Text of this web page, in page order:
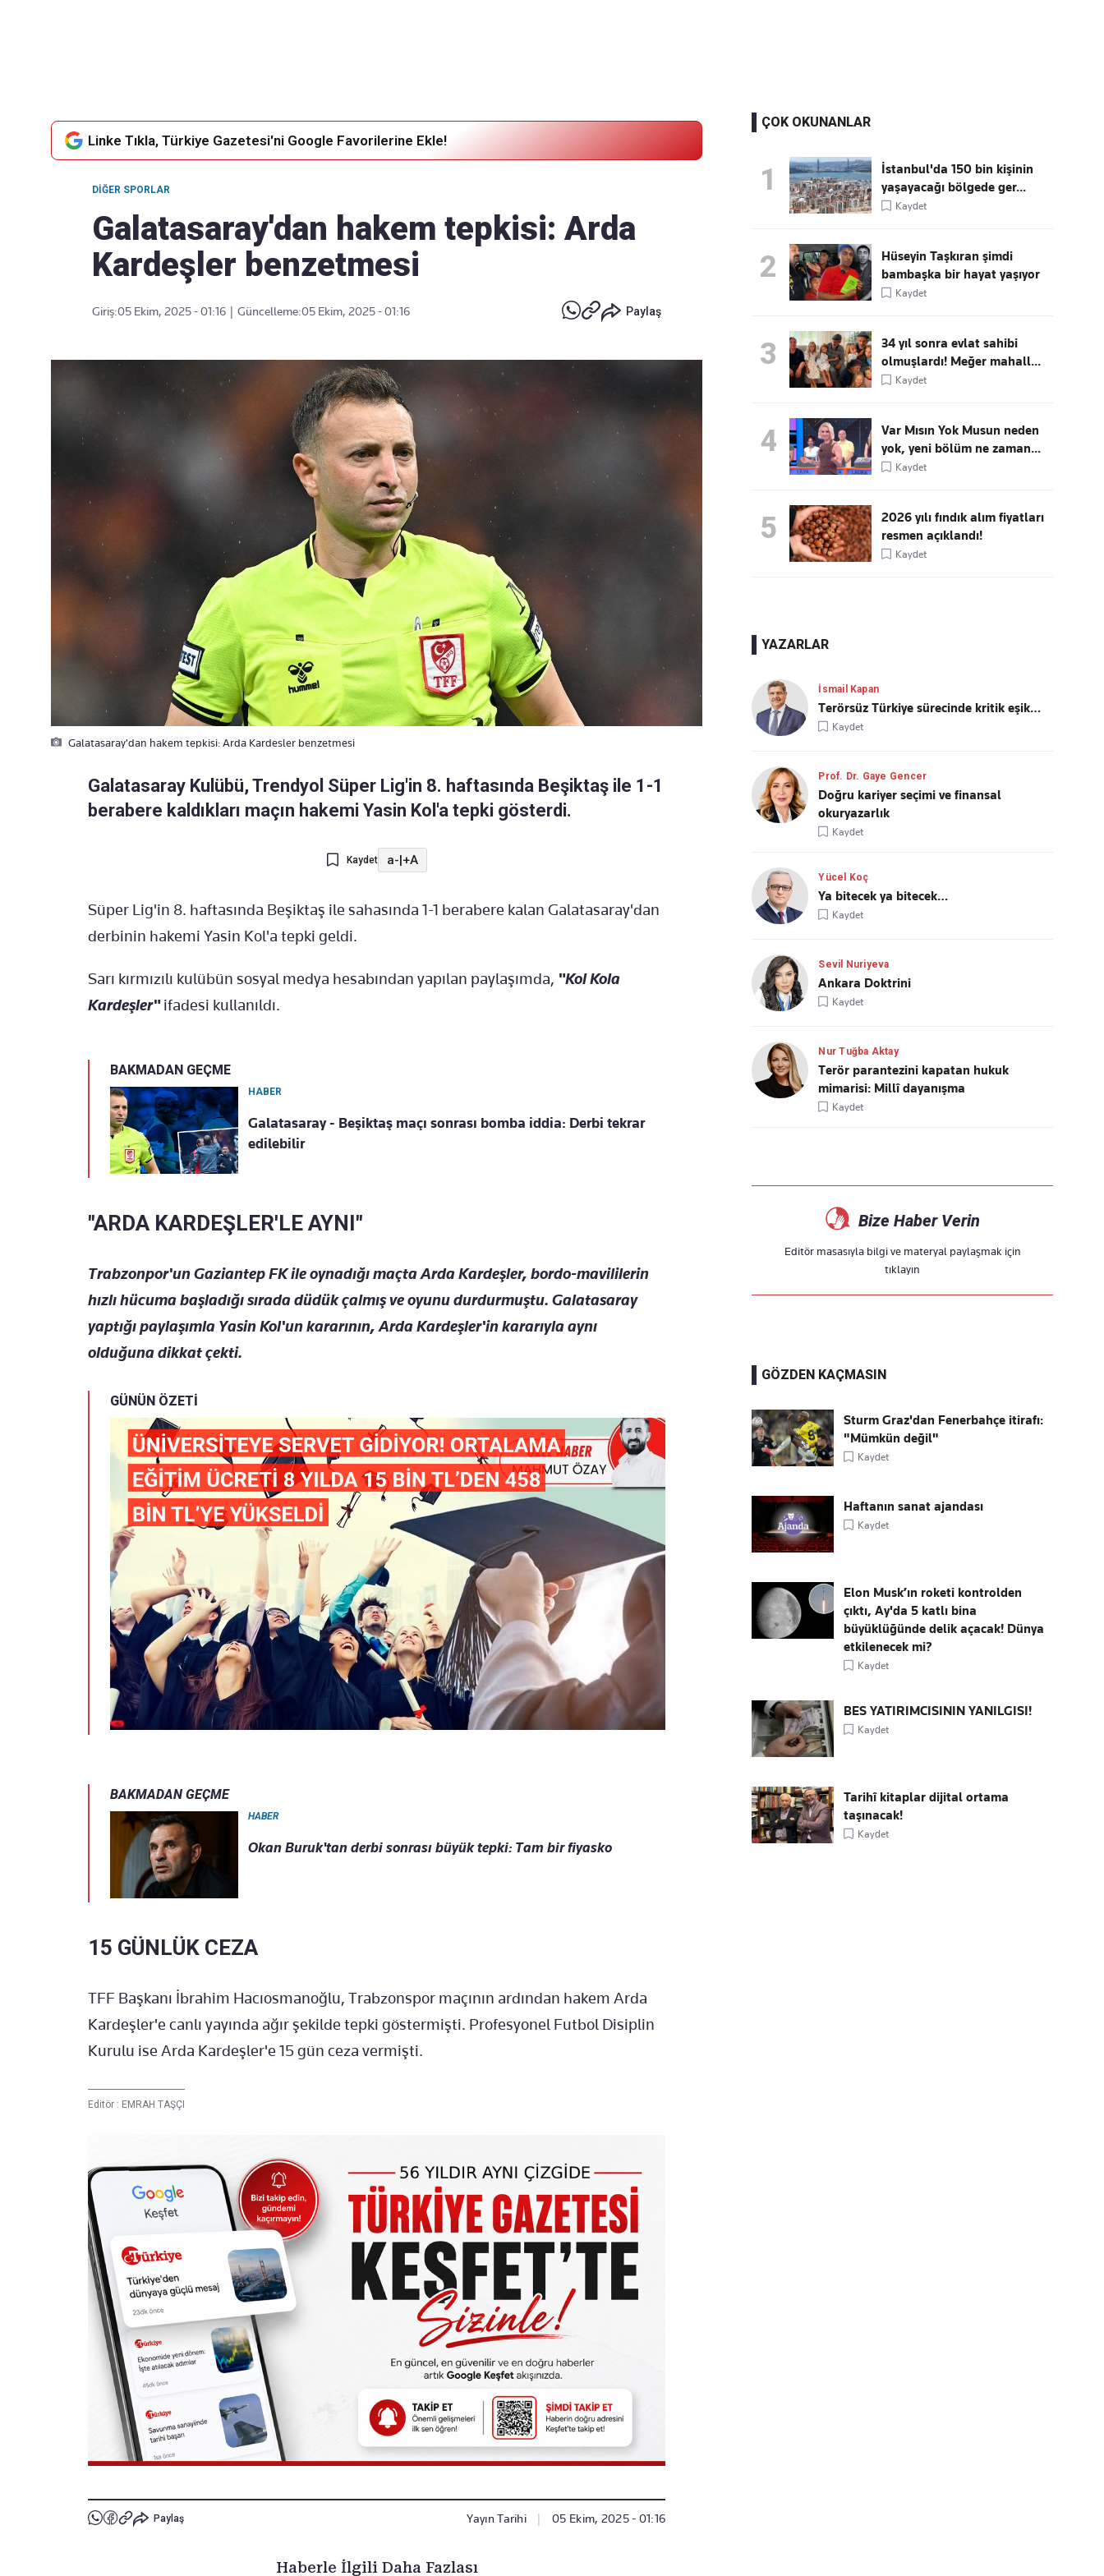
Linke Tıkla, Türkiye Gazetesi'ni Google Favorilerine Ekle!
DIĞER SPORLAR
Galatasaray'dan hakem tepkisi: Arda
Kardeşler benzetmesi
Giriş:05 Ekim, 2025 - 01:16 Güncelleme:05 Ekim, 2025 - 01:16 Paylaş
Galatasaray'dan hakem tepkisi: Arda Kardesler benzetmesi
Galatasaray Kulübü, Trendyol Süper Lig'in 8. haftasında Beşiktaş ile 1-1
berabere kaldıkları maçın hakemi Yasin Kol'a tepki gösterdi.
Kaydet a-|+A
Süper Lig'in 8. haftasında Beşiktaş ile sahasında 1-1 berabere kalan Galatasaray'dan
derbinin hakemi Yasin Kol'a tepki geldi.
Sarı kırmızılı kulübün sosyal medya hesabından yapılan paylaşımda, "Kol Kola
Kardeşler" ifadesi kullanıldı.
BAKMADAN GEÇME
HABER
Galatasaray - Beşiktaş maçı sonrası bomba iddia: Derbi tekrar
edilebilir
"ARDA KARDEŞLER'LE AYNI"
Trabzonpor'un Gaziantep FK ile oynadığı maçta Arda Kardeşler, bordo-mavililerin
hızlı hücuma başladığı sırada düdük çalmış ve oyunu durdurmuştu. Galatasaray
yaptığı paylaşımla Yasin Kol'un kararının, Arda Kardeşler'in kararıyla aynı
olduğuna dikkat çekti.
GÜNÜN ÖZETİ
BAKMADAN GEÇME
HABER
Okan Buruk'tan derbi sonrası büyük tepki: Tam bir fiyasko
15 GÜNLÜK CEZA
TFF Başkanı İbrahim Hacıosmanoğlu, Trabzonspor maçının ardından hakem Arda
Kardeşler'e canlı yayında ağır şekilde tepki göstermişti. Profesyonel Futbol Disiplin
Kurulu ise Arda Kardeşler'e 15 gün ceza vermişti.
Editör : EMRAH TAŞÇI
Paylaş Yayın Tarihi 05 Ekim, 2025 - 01:16
Haberle İlgili Daha Fazlası
ÇOK OKUNANLAR
1
İstanbul'da 150 bin kişinin
yaşayacağı bölgede ger...
Kaydet
2
Hüseyin Taşkıran şimdi
bambaşka bir hayat yaşıyor
Kaydet
3
34 yıl sonra evlat sahibi
olmuşlardı! Meğer mahall...
Kaydet
4
Var Mısın Yok Musun neden
yok, yeni bölüm ne zaman...
Kaydet
5
2026 yılı fındık alım fiyatları
resmen açıklandı!
Kaydet
YAZARLAR
İsmail Kapan
Terörsüz Türkiye sürecinde kritik eşik…
Kaydet
Prof. Dr. Gaye Gencer
Doğru kariyer seçimi ve finansal
okuryazarlık
Kaydet
Yücel Koç
Ya bitecek ya bitecek…
Kaydet
Sevil Nuriyeva
Ankara Doktrini
Kaydet
Nur Tuğba Aktay
Terör parantezini kapatan hukuk
mimarisi: Millî dayanışma
Kaydet
Bize Haber Verin
Editör masasıyla bilgi ve materyal paylaşmak için
tıklayın
GÖZDEN KAÇMASIN
Sturm Graz'dan Fenerbahçe itirafı:
"Mümkün değil"
Kaydet
Haftanın sanat ajandası
Kaydet
Elon Musk’ın roketi kontrolden
çıktı, Ay'da 5 katlı bina
büyüklüğünde delik açacak! Dünya
etkilenecek mi?
Kaydet
BES YATIRIMCISININ YANILGISI!
Kaydet
Tarihî kitaplar dijital ortama
taşınacak!
Kaydet